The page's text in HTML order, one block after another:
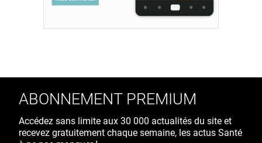
ABONNEMENT PREMIUM
Accédez sans limite aux 30 000 actualités du site et
recevez gratuitement chaque semaine, les actus Santé